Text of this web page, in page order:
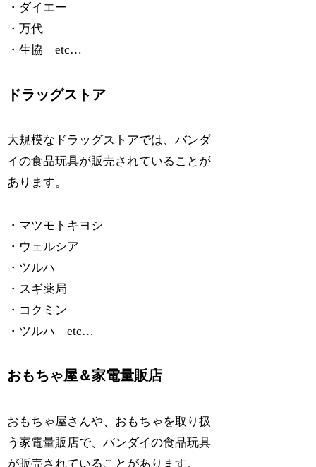
・ダイエー
・万代
・生協 etc…
ドラッグストア
大規模なドラッグストアでは、バンダ
イの食品玩具が販売されていることが
あります。
・マツモトキヨシ
・ウェルシア
・ツルハ
・スギ薬局
・コクミン
・ツルハ etc…
おもちゃ屋＆家電量販店
おもちゃ屋さんや、おもちゃを取り扱
う家電量販店で、バンダイの食品玩具
が販売されていることがあります。